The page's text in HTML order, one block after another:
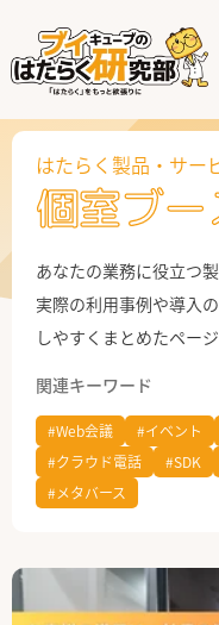
はたらく部署
はたらく課題
はたらく製品・サー
公式X
公式Facebook
はたらく製品・サー
個室ブー
あなたの業務に役立つ
実際の利用事例や導入
しやすくまとめたページ
関連キーワード
#Web会議 #イベント
#クラウド電話
#SDK
#メタバース